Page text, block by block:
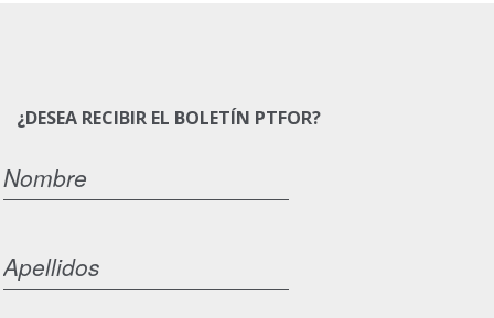
¿DESEA RECIBIR EL BOLETÍN PTFOR?